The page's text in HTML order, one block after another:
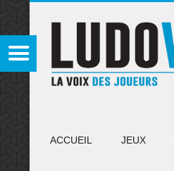
ACCUEIL JEUX